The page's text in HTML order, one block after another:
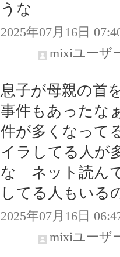
うな
2025年07月16日
mixiユーザ
息子が母親の首
事件もあったな
件が多くなって
イラしてる人が
な ネット読ん
してる人もいる
2025年07月16日
mixiユーザ